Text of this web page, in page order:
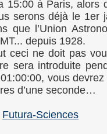
15:00 à Paris, alors
serons déjà le 1er
que l’Union
depuis 1928.
ceci ne doit pas
sera introduite
vous
d’une seconde…
Futura-Sciences